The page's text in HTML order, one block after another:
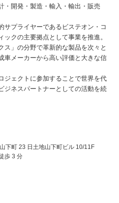
・開発・製造・輸入・輸出・販売
サプライヤーであるビステオン・コ
クの主要拠点として事業を推進。
ス」の分野で革新的な製品を次々と
車メーカーから高い評価と大きな信
ジェクトに参加することで世界を代
ジネスパートナーとしての活動を続
町 23 日土地山下町ビル 10/11F
歩 3 分